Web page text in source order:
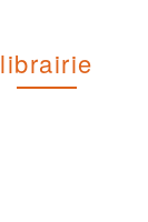
librairie